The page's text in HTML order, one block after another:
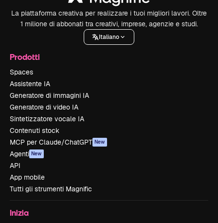
La piattaforma creativa per realizzare i tuoi migliori lavori. Oltre
1 milione di abbonati tra creativi, imprese, agenzie e studi.
Italiano
Prodotti
Spaces
Assistente IA
Generatore di immagini IA
Generatore di video IA
Sintetizzatore vocale IA
Contenuti stock
MCP per Claude/ChatGPT New
Agenti New
API
App mobile
Tutti gli strumenti Magnific
Inizia